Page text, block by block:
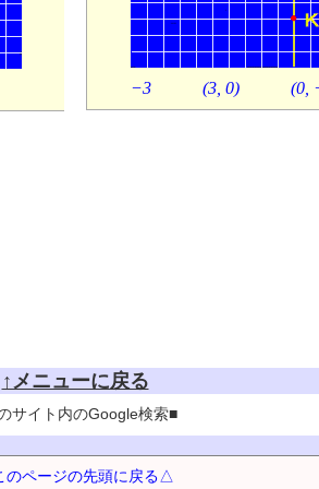
−3 (3, 0) (0,
↑メニューに戻る
サイト内のGoogle検索■
のページの先頭に戻る△